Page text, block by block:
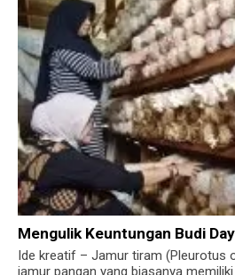
Mengulik Keuntungan Budi
Ide kreatif – Jamur tiram (Pleurotus
jamur pangan yang biasanya